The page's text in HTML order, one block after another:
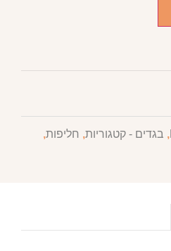
, בגדים - קטגוריות, חליפות,